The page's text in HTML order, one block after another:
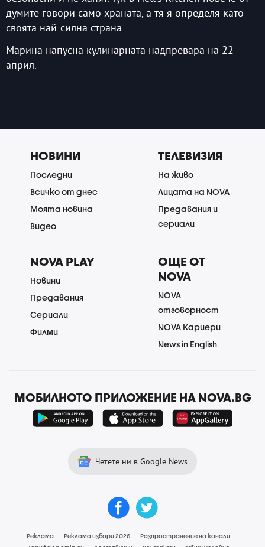
думите говори само храната, а тя я определя като
своята най-силна страна.​
Марина напусна кулинарната надпревара на 22
април.
НОВИНИ
Последни
Всичко от днес
Моята новина
Видео
ТЕЛЕВИЗИЯ
На живо
Лицата на NOVA
Предавания и
сериали
NOVA PLAY
Новини
Предавания
Сериали
Филми
ОЩЕ ОТ
NOVA
NOVA
отговорност
NOVA Кариери
News in English
МОБИЛНОТО ПРИЛОЖЕНИЕ НА NOVA.BG
Четете ни в Google News
Реклама Реклама избори 2026
Разпространение на канали